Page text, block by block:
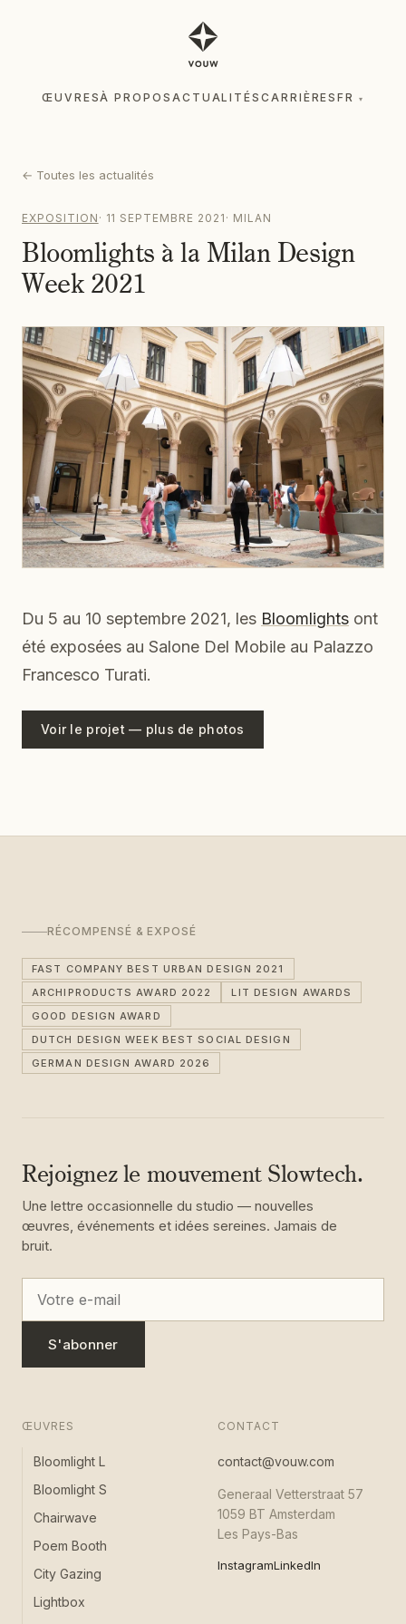
ŒUVRESÀ PROPOS ACTUALITÉSCARRIÈRESFR ▾
← Toutes les actualités
EXPOSITION · 11 SEPTEMBRE 2021 · MILAN
Bloomlights à la Milan Design
Week 2021
Du 5 au 10 septembre 2021, les Bloomlights ont
été exposées au Salone Del Mobile au Palazzo
Francesco Turati.
Voir le projet — plus de photos
RÉCOMPENSÉ & EXPOSÉ
FAST COMPANY BEST URBAN DESIGN 2021
ARCHIPRODUCTS AWARD 2022
LIT DESIGN AWARDS
GOOD DESIGN AWARD
DUTCH DESIGN WEEK BEST SOCIAL DESIGN
GERMAN DESIGN AWARD 2026
Rejoignez le mouvement Slowtech.
Une lettre occasionnelle du studio — nouvelles
œuvres, événements et idées sereines. Jamais de
bruit.
S'abonner
ŒUVRES
Bloomlight L
Bloomlight S
Chairwave
Poem Booth
City Gazing
Lightbox
CONTACT
contact@vouw.com
Generaal Vetterstraat 57
1059 BT Amsterdam
Les Pays-Bas
InstagramLinkedIn